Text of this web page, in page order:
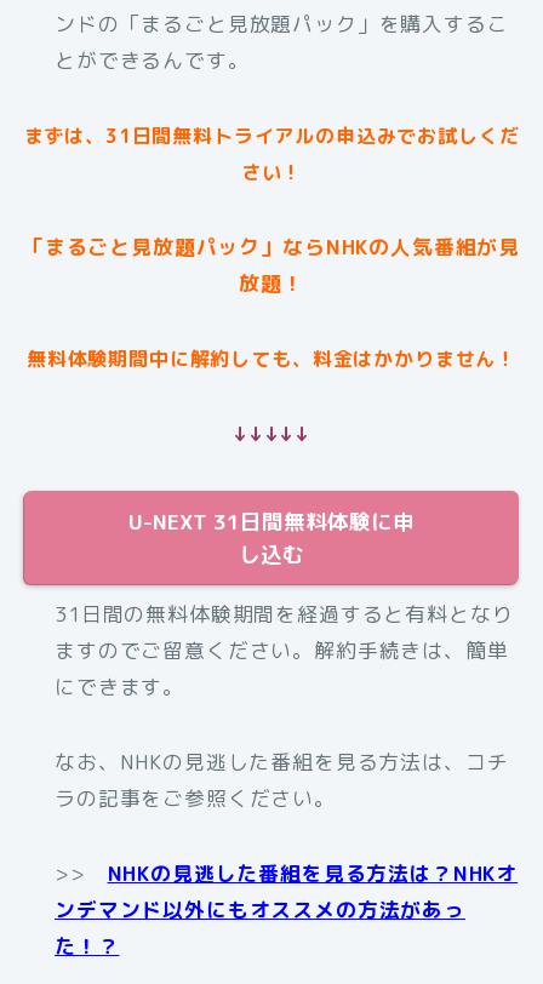
ンドの「まるごと見放題パック」を購入するこ
とができるんです。
まずは、31日間無料トライアルの申込みでお試しくだ
さい！
「まるごと見放題パック」ならNHKの人気番組が見
放題！
無料体験期間中に解約しても、料金はかかりません！
↓↓↓↓↓
U-NEXT 31日間無料体験に申
し込む
31日間の無料体験期間を経過すると有料となり
ますのでご留意ください。解約手続きは、簡単
にできます。
なお、NHKの見逃した番組を見る方法は、コチ
ラの記事をご参照ください。
>> NHKの見逃した番組を見る方法は？NHKオ
ンデマンド以外にもオススメの方法があっ
た！？